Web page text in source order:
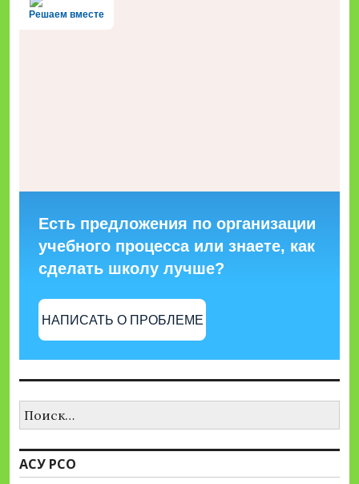
Решаем вместе
Есть предложения по организации
учебного процесса или знаете, как
сделать школу лучше?
НАПИСАТЬ О ПРОБЛЕМЕ
АСУ РСО